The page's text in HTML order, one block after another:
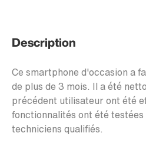
Description
Ce smartphone d'occasion a
de plus de 3 mois. Il a été
précédent utilisateur ont été
fonctionnalités ont été
techniciens qualifiés.